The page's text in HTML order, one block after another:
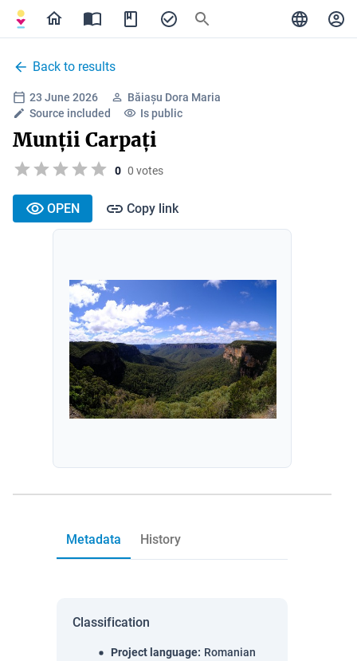
Back to results
23 June 2026
Băiașu Dora Maria
Source included
Is public
Munții Carpați
0 0 votes
OPEN Copy link
Metadata History
Classification
Project language: Romanian